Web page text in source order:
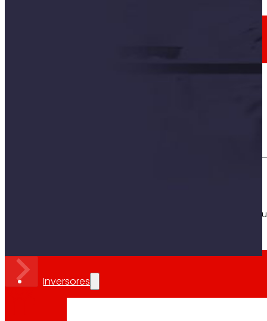
Las personas son el corazón de EROSKI,
Inversores